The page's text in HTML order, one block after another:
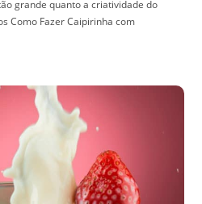
grande quanto a criatividade do
Como Fazer Caipirinha com